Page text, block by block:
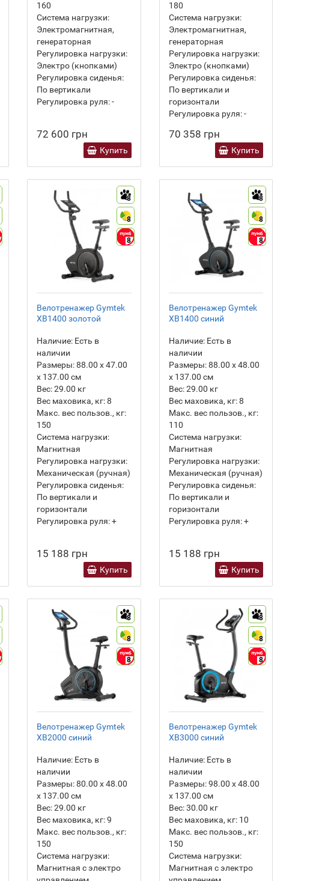
160
Система нагрузки:
Электромагнитная,
генераторная
Регулировка нагрузки:
Электро (кнопками)
Регулировка сиденья:
По вертикали
Регулировка руля:-
72 600 грн
Купить
180
Система нагрузки:
Электромагнитная,
генераторная
Регулировка нагрузки:
Электро (кнопками)
Регулировка сиденья:
По вертикали и
горизонтали
Регулировка руля:-
70 358 грн
Купить
8
8
8
Велотренажер Gymtek
XB1400 золотой
Наличие: Есть в
наличии
Размеры:88.00 х 47.00
х 137.00 см
Вес: 29.00 кг
Вес маховика, кг:8
Макс. вес пользов., кг:
150
Система нагрузки:
Магнитная
Регулировка нагрузки:
Механическая (ручная)
Регулировка сиденья:
По вертикали и
горизонтали
Регулировка руля:+
15 188 грн
Купить
8
8
8
Велотренажер Gymtek
XB1400 синий
Наличие:Есть в
наличии
Размеры:88.00 х 48.00
х 137.00 см
Вес: 29.00 кг
Вес маховика, кг:8
Макс. вес пользов., кг:
110
Система нагрузки:
Магнитная
Регулировка нагрузки:
Механическая (ручная)
Регулировка сиденья:
По вертикали и
горизонтали
Регулировка руля:+
15 188 грн
Купить
8
8
8
Велотренажер Gymtek
XB2000 синий
Наличие: Есть в
наличии
Размеры:80.00 х 48.00
х 137.00 см
Вес: 29.00 кг
Вес маховика, кг:9
Макс. вес пользов., кг:
150
Система нагрузки:
Магнитная с электро
8
8
8
Велотренажер Gymtek
XB3000 синий
Наличие:Есть в
наличии
Размеры:98.00 х 48.00
х 137.00 см
Вес: 30.00 кг
Вес маховика, кг:10
Макс. вес пользов., кг:
150
Система нагрузки:
Магнитная с электро